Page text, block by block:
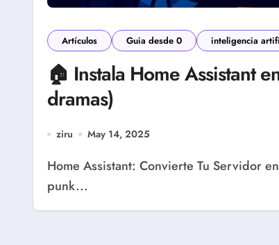
Artículos Guia desde 0 inteligencia
🏠 Instala Home Assistant
dramas)
ziru May 14, 2025
Home Assistant: Convierte Tu Servidor en Cerebro Domótico 2025 ¿Te gustaría que tu robot
punk...